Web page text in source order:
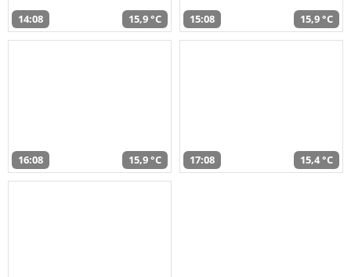
14:08 15,9 °C 15:08 15,9 °C
16:08 15,9 °C 17:08 15,4 °C